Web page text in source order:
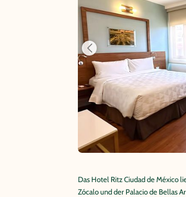
Das Hotel Ritz Ciudad de México
Zócalo und der Palacio de Bellas